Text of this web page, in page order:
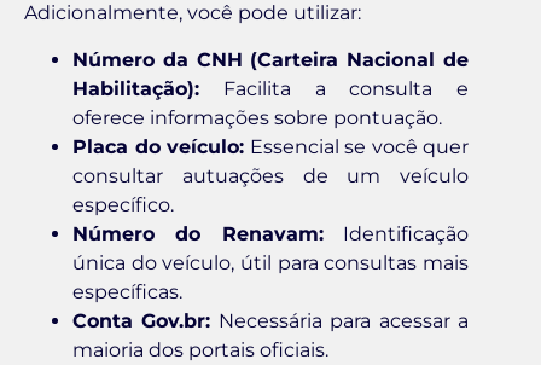
Adicionalmente, você pode utilizar:
Número da CNH (Carteira Nacional de
Habilitação): Facilita a consulta e
oferece informações sobre pontuação.
Placa do veículo: Essencial se você quer
consultar autuações de um veículo
específico.
Número do Renavam:Identificação
única do veículo, útil para consultas mais
específicas.
Conta Gov.br: Necessária para acessar a
maioria dos portais oficiais.